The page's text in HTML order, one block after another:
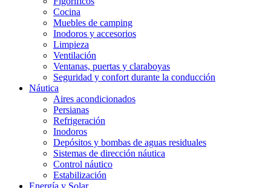
Cocina
Muebles de camping
Inodoros y accesorios
Limpieza
Ventilación
Ventanas, puertas y claraboyas
Seguridad y confort durante la conducción
Náutica
Aires acondicionados
Persianas
Refrigeración
Inodoros
Depósitos y bombas de aguas residuales
Sistemas de dirección náutica
Control náutico
Estabilización